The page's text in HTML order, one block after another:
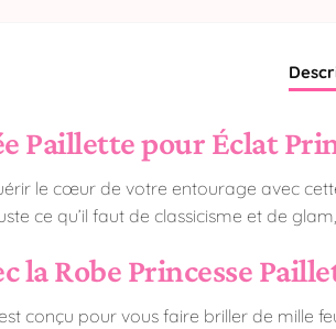
Paillette pour Éclat
le cœur de votre entourage avec
ce qu’il faut de classicisme et de
la Robe Princesse
conçu pour vous faire briller de mille